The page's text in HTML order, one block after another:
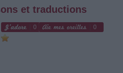
et traductions
0 0